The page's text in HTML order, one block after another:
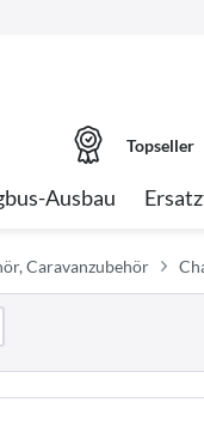
Topseller
Ausbau
Caravanzubehör